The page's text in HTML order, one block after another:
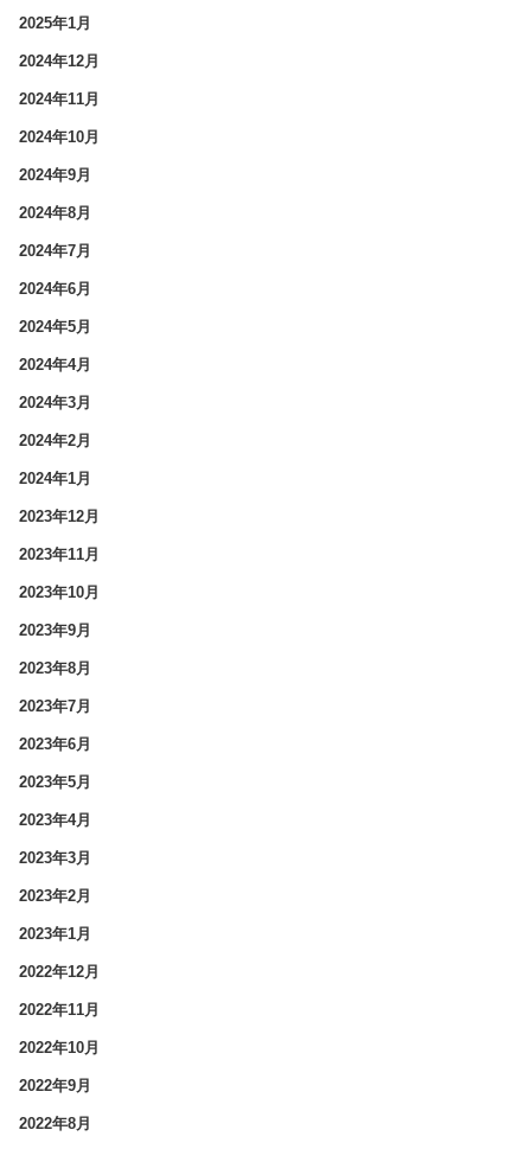
2025年1月
2024年12月
2024年11月
2024年10月
2024年9月
2024年8月
2024年7月
2024年6月
2024年5月
2024年4月
2024年3月
2024年2月
2024年1月
2023年12月
2023年11月
2023年10月
2023年9月
2023年8月
2023年7月
2023年6月
2023年5月
2023年4月
2023年3月
2023年2月
2023年1月
2022年12月
2022年11月
2022年10月
2022年9月
2022年8月